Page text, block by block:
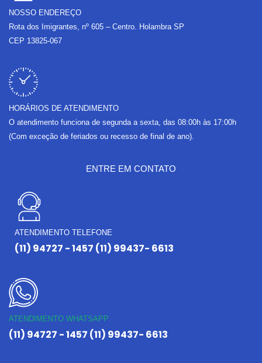
NOSSO ENDEREÇO
Rota dos Imigrantes, nº 605 – Centro. Holambra SP
CEP 13825-067
HORÁRIOS DE ATENDIMENTO
O atendimento funciona de segunda a sexta, das 08:00h às 17:00h
(Com exceção de feriados ou recesso de final de ano).
ENTRE EM CONTATO
ATENDIMENTO TELEFONE
(11) 94727 - 1457 (11) 99437- 6613
ATENDIMENTO WHATSAPP
(11) 94727 - 1457 (11) 99437- 6613